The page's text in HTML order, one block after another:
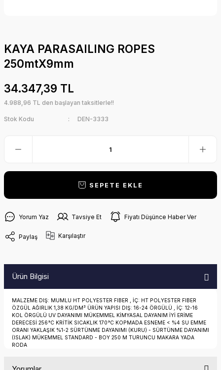
KAYA PARASAILING ROPES
250mtX9mm
34.347,39 TL
4.988,96 TL den başlayan taksitlerle!!
Stok Kodu DEN-3333
SEPETE EKLE
Yorum Yaz Tavsiye Et Fiyatı Düşünce Haber Ver
Paylaş Karşılaştır
Ürün Bilgisi
MALZEME DIŞ: MUMLU HT POLYESTER FIBER , İÇ: HT POLYESTER FIBER
ÖZGÜL AĞIRLIK 1,38 KG/DM³ ÜRÜN YAPISI DIŞ: 16-24 ÖRGÜLÜ , İÇ: 12-16
KOL ÖRGÜLÜ UV DAYANIMI MÜKEMMEL KİMYASAL DAYANIM İYİ ERİME
DERECESİ 256°C KRİTİK SICAKLIK 170°C KOPMADA ESNEME < %4 SU EMME
ORANI YAKLAŞIK %1-2 SÜRTÜNME DAYANIMI (KURU) - SÜRTÜNME DAYANIMI
(ISLAK) MÜKEMMEL STANDARD - BOY 250 M TURUNCU MAKARA YADA
RODA